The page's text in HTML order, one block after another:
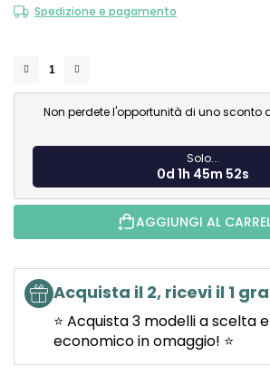
Spedizione e pagamento
Non perdete l'opportunità di uno sconto
Solo...
0d 1h 45m 51s
AGGIUNGI AL
Acquista il 2, ricevi il 1
⭐ Acquista 3 modelli a scelta
economico in omaggio! ⭐